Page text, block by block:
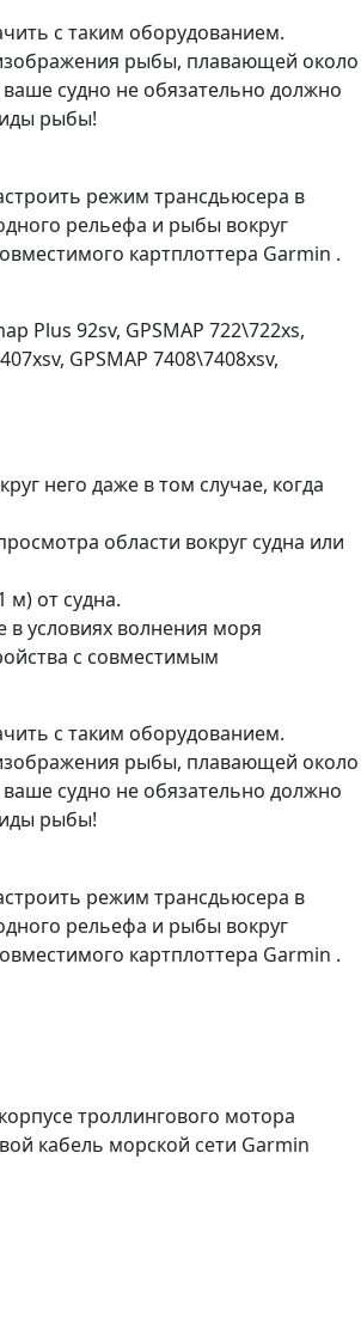
с таким оборудованием.
рыбы, плавающей около
судно не обязательно должно
рыбы!
режим трансдьюсера в
рельефа и рыбы вокруг
картплоттера Garmin .
Plus 92sv, GPSMAP 722\722xs,
GPSMAP 7408\7408xsv,
него даже в том случае, когда
области вокруг судна или
м) от судна.
в условиях волнения моря
с совместимым
с таким оборудованием.
рыбы, плавающей около
судно не обязательно должно
рыбы!
режим трансдьюсера в
рельефа и рыбы вокруг
картплоттера Garmin .
троллингового мотора
кабель морской сети Garmin